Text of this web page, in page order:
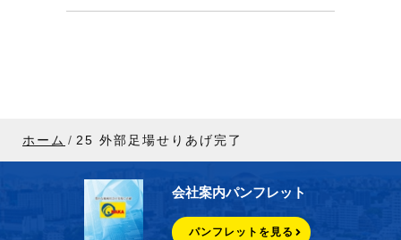
ホーム 25 外部足場せりあげ完了
会社案内パンフレット
パンフレットを見る